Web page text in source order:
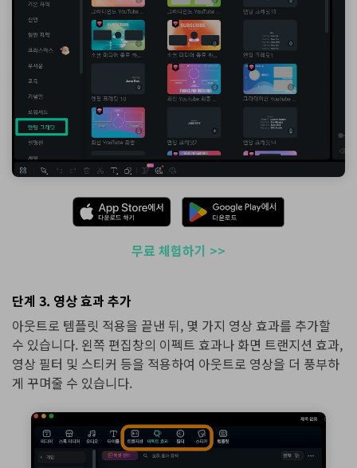
무료 체험하기 >>
단계 3. 영상 효과 추가
아웃트로 템플릿 적용을 끝낸 뒤, 몇 가지 영상 효과를 추가할
수 있습니다. 왼쪽 편집창의 이펙트 효과나 화면 트랜지션 효과,
영상 필터 및 스티커 등을 적용하여 아웃트로 영상을 더 풍부하
게 꾸며줄 수 있습니다.